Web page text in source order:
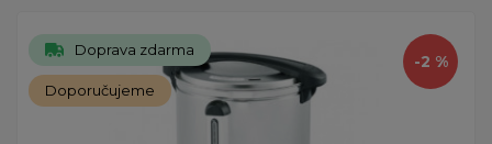
-2 %
Doprava zdarma
Doporučujeme